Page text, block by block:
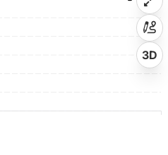
3D